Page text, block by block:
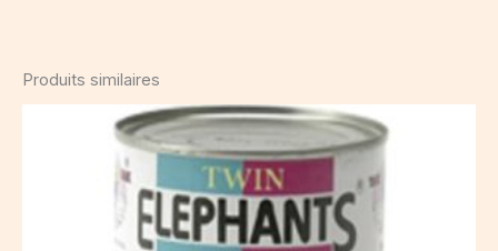
Produits similaires